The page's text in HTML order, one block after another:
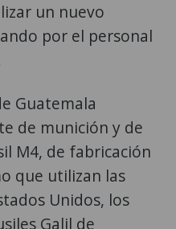
un nuevo
por el personal
Guatemala
de munición y de
M4, de fabricación
que utilizan las
Unidos, los
Galil de